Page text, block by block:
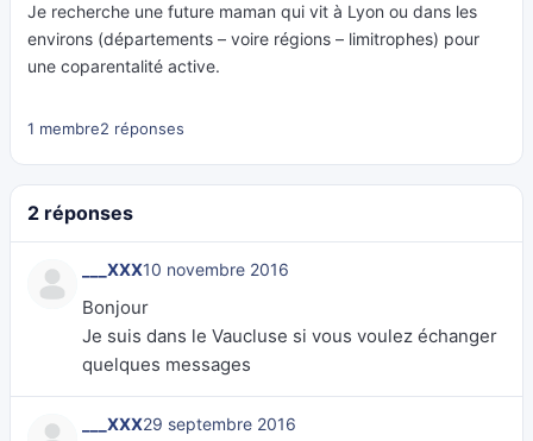
Je recherche une future maman qui vit à Lyon ou dans les
environs (départements – voire régions – limitrophes) pour
une coparentalité active.
1 membre2 réponses
2 réponses
___XXX10 novembre 2016
Bonjour
Je suis dans le Vaucluse si vous voulez échanger
quelques messages
___XXX29 septembre 2016